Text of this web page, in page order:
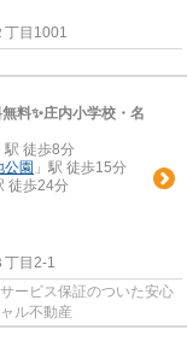
丁目1001
料✨️庄内小学校・名
駅 徒歩8分
公園 」駅 徒歩15分
徒歩24分
丁目2-1
ービス保証のついた安心
ャル不動産